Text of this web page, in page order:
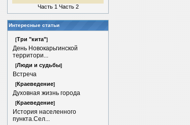
Часть 1 Часть 2
Интересные статьи
[Три "кита"]
День Новокарьгинской
территори...
[Люди и судьбы]
Встреча
[Краеведение]
Духовная жизнь города
[Краеведение]
История населенного
пункта.Сел...